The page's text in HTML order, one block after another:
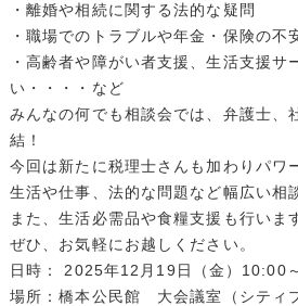
・離婚や相続に関する法的な疑問
・職場でのトラブルや年金・保険の不
・高齢者や障がい者支援、生活支援サ
い・・・・など
みんなの何でも相談会では、弁護士、
結！
今回は新たに税理士さんも加わりパワ
生活や仕事、法的な問題など幅広い相
また、生活必需品や食糧支援も行いま
ぜひ、お気軽にお越しください。
日時： 2025年12月19日（金）10:00
場所：橋本公民館 大会議室（シティ